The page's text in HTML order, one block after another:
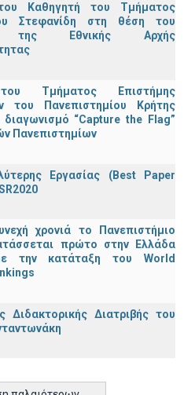
Καθηγητή του Τμήματος
Στεφανίδη στη θέση του
της Εθνικής Αρχής
Τμήματος Επιστήμης
του Πανεπιστημίου Κρήτης
διαγωνισμό “Capture the Flag”
Πανεπιστημίων
Εργασίας (Best Paper
χρονιά το Πανεπιστήμιο
πρώτο στην Ελλάδα
την κατάταξη του World
Διδακτορικής Διατριβής του